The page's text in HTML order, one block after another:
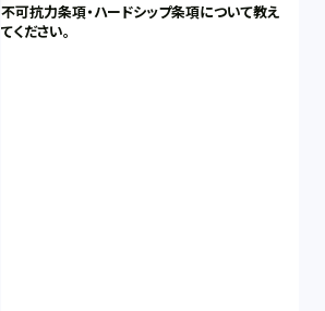
不可抗力条項・ハードシップ条項について教え
てください。